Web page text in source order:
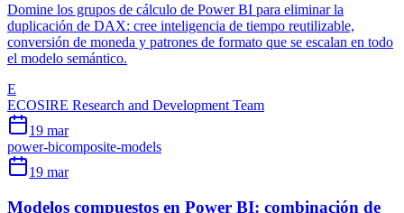
Domine los grupos de cálculo de Power BI para eliminar la
duplicación de DAX: cree inteligencia de tiempo reutilizable,
conversión de moneda y patrones de formato que se escalan en todo
el modelo semántico.
E
ECOSIRE Research and Development Team
19 mar
power-bicomposite-models
19 mar
Modelos compuestos en Power BI: combinación de